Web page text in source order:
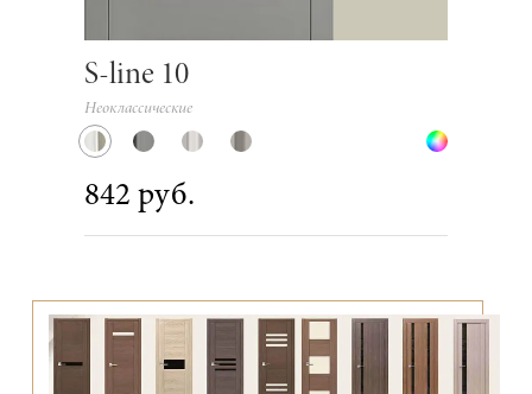
S-line 10
Неоклассические
842 руб.